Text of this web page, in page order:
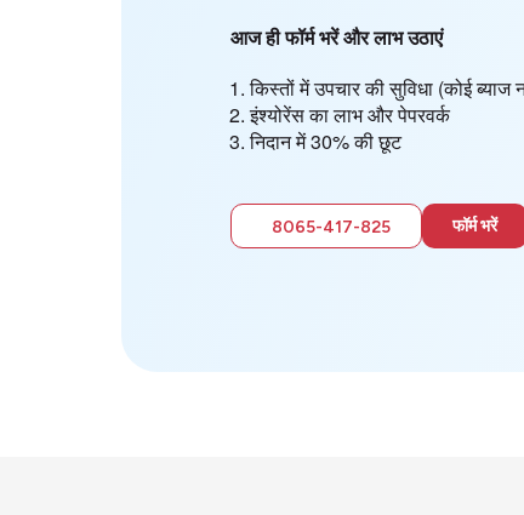
आज ही फॉर्म भरें और लाभ उठाएं
किस्तों में उपचार की सुविधा (कोई
इंश्योरेंस का लाभ और पेपरवर्क
निदान में 30% की छूट
8065-417-825 फॉर्म भरें